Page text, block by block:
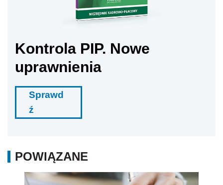
Kontrola PIP. Nowe
uprawnienia
Sprawd
ź
POWIĄZANE